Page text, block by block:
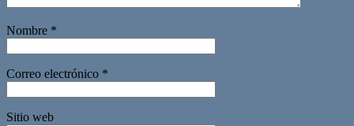
Nombre *
Correo electrónico *
Sitio web